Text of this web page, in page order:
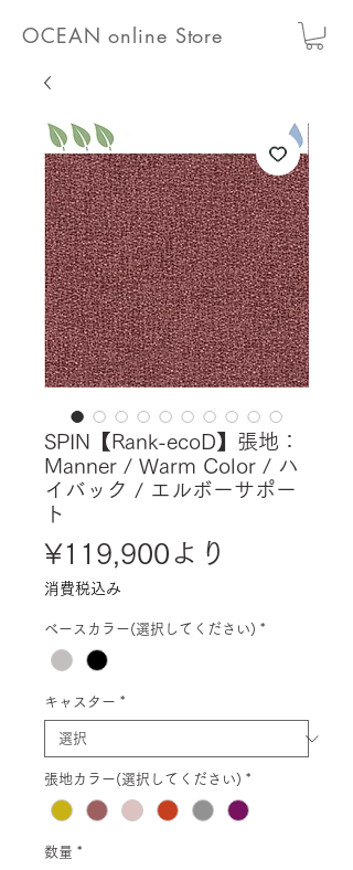
OCEAN online Store
SPIN【Rank-ecoD】張地：
Manner / Warm Color / ハ
イバック / エルボーサポー
ト
¥119,900より
ル
消費税込み
ベースカラー(選択してください) *
キャスター *
張地カラー(選択してください) *
数量 *